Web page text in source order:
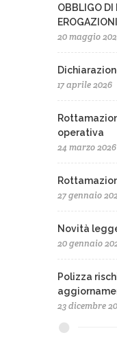
OBBLIGO DI
20 maggio
17 aprile 2026
operativa
24 marzo 2026
27 gennaio
Novità
20 gennaio
Polizza
23 dicembre